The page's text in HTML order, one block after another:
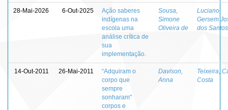
28-Mai-2026 6-Out-2025
Ação saberes
indígenas na
escola uma
análise crítica de
sua
implementação.
Sousa,
Simone
Oliveira de
Luciano,
Gersem
dos Santos
14-Out-2011 26-Mai-2011
“Adquiram o
corpo que
sempre
sonharam"
corpos e
Davison,
Anna
Teixeira,
Costa